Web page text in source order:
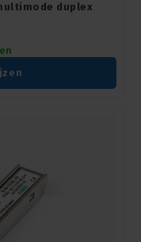
duplex